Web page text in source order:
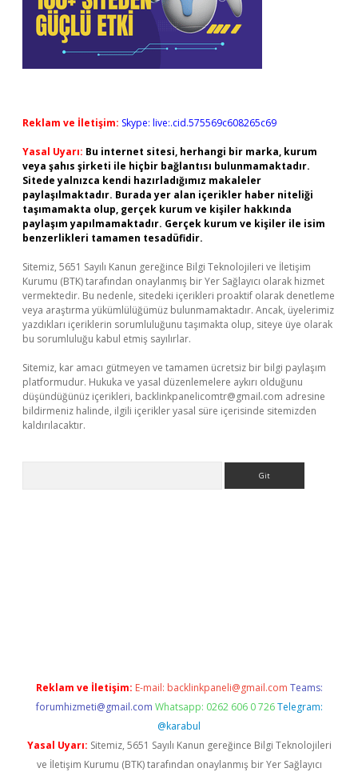
Reklam ve İletişim: Skype: live:.cid.575569c608265c69
Yasal Uyarı: Bu internet sitesi, herhangi bir marka, kurum
veya şahıs şirketi ile hiçbir bağlantısı bulunmamaktadır.
Sitede yalnızca kendi hazırladığımız makaleler
paylaşılmaktadır. Burada yer alan içerikler haber niteliği
taşımamakta olup, gerçek kurum ve kişiler hakkında
paylaşım yapılmamaktadır. Gerçek kurum ve kişiler ile isim
benzerlikleri tamamen tesadüfidir.
Sitemiz, 5651 Sayılı Kanun gereğince Bilgi Teknolojileri ve İletişim
Kurumu (BTK) tarafından onaylanmış bir Yer Sağlayıcı olarak hizmet
vermektedir. Bu nedenle, sitedeki içerikleri proaktif olarak denetleme
veya araştırma yükümlülüğümüz bulunmamaktadır. Ancak, üyelerimiz
yazdıkları içeriklerin sorumluluğunu taşımakta olup, siteye üye olarak
bu sorumluluğu kabul etmiş sayılırlar.
Sitemiz, kar amacı gütmeyen ve tamamen ücretsiz bir bilgi paylaşım
platformudur. Hukuka ve yasal düzenlemelere aykırı olduğunu
düşündüğünüz içerikleri, backlinkpanelicomtr@gmail.com adresine
bildirmeniz halinde, ilgili içerikler yasal süre içerisinde sitemizden
kaldırılacaktır.
Reklam ve İletişim: E-mail: backlinkpaneli@gmail.com Teams:
forumhizmeti@gmail.com Whatsapp: 0262 606 0 726 Telegram:
@karabul
Yasal Uyarı: Sitemiz, 5651 Sayılı Kanun gereğince Bilgi Teknolojileri
ve İletişim Kurumu (BTK) tarafından onaylanmış bir Yer Sağlayıcı